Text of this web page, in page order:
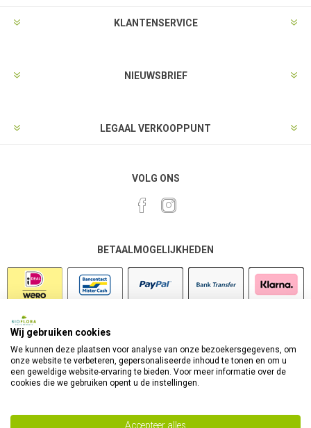
KLANTENSERVICE
NIEUWSBRIEF
LEGAAL VERKOOPPUNT
VOLG ONS
BETAALMOGELIJKHEDEN
Wij gebruiken cookies
We kunnen deze plaatsen voor analyse van onze bezoekersgegevens, om
onze website te verbeteren, gepersonaliseerde inhoud te tonen en om u
een geweldige website-ervaring te bieden. Voor meer informatie over de
cookies die we gebruiken opent u de instellingen.
Accepteer alles